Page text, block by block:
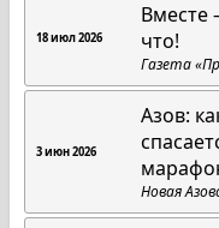
18 июл 2026
Вместе
что!
Газета
3 июн 2026
Азов:
Новая